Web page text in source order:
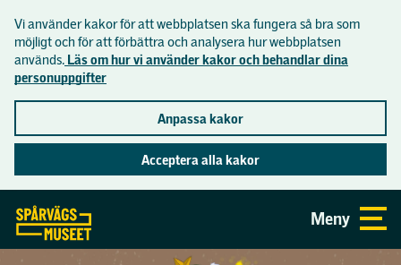
Vi använder kakor för att webbplatsen ska fungera så bra som
möjligt och för att förbättra och analysera hur webbplatsen
används. Läs om hur vi använder kakor och behandlar dina
personuppgifter
Anpassa kakor
Acceptera alla kakor
Meny
Öppettider och priser
Mat och dryck
Se och göra
Aktuellt
Om museet
Lättläst